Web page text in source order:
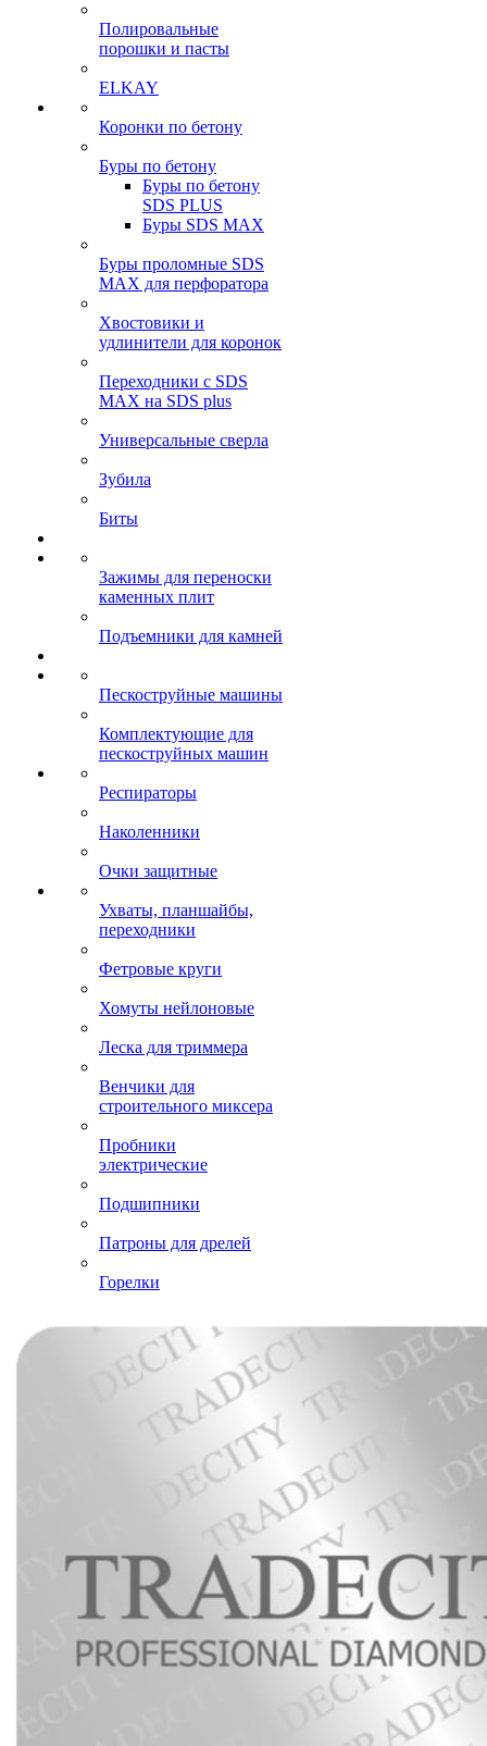
Полировальные
порошки и пасты
ELKAY
Коронки по бетону
Буры по бетону
Буры по бетону
SDS PLUS
Буры SDS MAX
Буры проломные SDS
MAX для перфоратора
Хвостовики и
удлинители для коронок
Переходники с SDS
MAX на SDS plus
Универсальные сверла
Зубила
Биты
Зажимы для переноски
каменных плит
Подъемники для камней
Пескоструйные машины
Комплектующие для
пескоструйных машин
Респираторы
Наколенники
Очки защитные
Ухваты, планшайбы,
переходники
Фетровые круги
Хомуты нейлоновые
Леска для триммера
Венчики для
строительного миксера
Пробники
электрические
Подшипники
Патроны для дрелей
Горелки